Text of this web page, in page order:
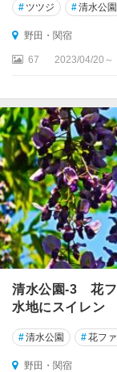
# ツツジ #清水公園
野田・関宿
67 2023/04/20～
清水公園-3 花
水地にスイレ
#清水公園 #花フ
野田・関宿